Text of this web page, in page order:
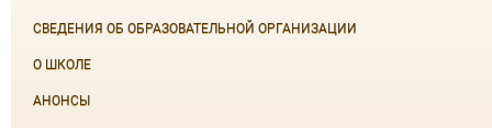
СВЕДЕНИЯ ОБ ОБРАЗОВАТЕЛЬНОЙ ОРГАНИЗАЦИИ
О ШКОЛЕ
АНОНСЫ